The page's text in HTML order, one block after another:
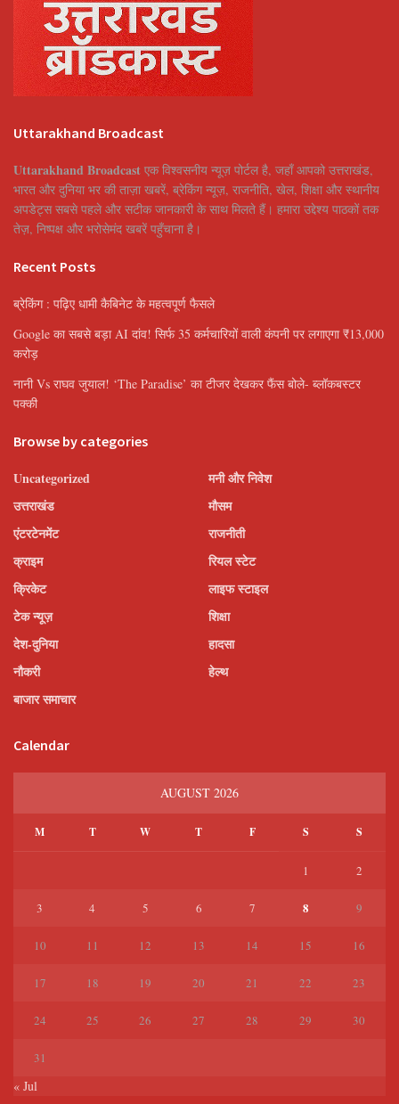
Uttarakhand Broadcast
Uttarakhand Broadcast एक विश्वसनीय न्यूज़ पोर्टल है, जहाँ आपको उत्तराखंड,
भारत और दुनिया भर की ताज़ा खबरें, ब्रेकिंग न्यूज़, राजनीति, खेल, शिक्षा और स्थानीय
अपडेट्स सबसे पहले और सटीक जानकारी के साथ मिलते हैं। हमारा उद्देश्य पाठकों तक
तेज़, निष्पक्ष और भरोसेमंद खबरें पहुँचाना है।
Recent Posts
ब्रेकिंग : पढ़िए धामी कैबिनेट के महत्वपूर्ण फैसले
Google का सबसे बड़ा AI दांव! सिर्फ 35 कर्मचारियों वाली कंपनी पर लगाएगा ₹13,000
करोड़
नानी Vs राघव जुयाल! ‘The Paradise’ का टीजर देखकर फैंस बोले- ब्लॉकबस्टर
पक्की
Browse by categories
Uncategorized
उत्तराखंड
एंटरटेनमेंट
क्राइम
क्रिकेट
टेक न्यूज़
देश-दुनिया
नौकरी
बाजार समाचार
मनी और निवेश
मौसम
राजनीती
रियल स्टेट
लाइफ स्टाइल
शिक्षा
हादसा
हेल्थ
Calendar
AUGUST 2026
M T W T F S S
1 2
3 4 5 6 7 8 9
10 11 12 13 14 15 16
17 18 19 20 21 22 23
24 25 26 27 28 29 30
31
« Jul